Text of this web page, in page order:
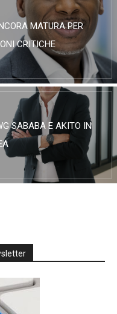
MATURA PER
CRITICHE
SABABA E AKITO IN